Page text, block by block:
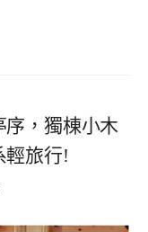
序，獨棟小木
輕旅行!